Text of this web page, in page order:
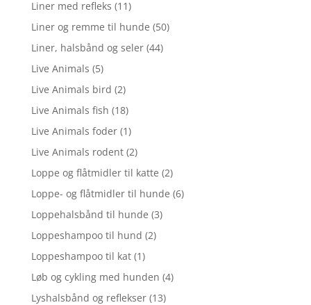
Liner med refleks (11)
Liner og remme til hunde (50)
Liner, halsbånd og seler (44)
Live Animals (5)
Live Animals bird (2)
Live Animals fish (18)
Live Animals foder (1)
Live Animals rodent (2)
Loppe og flåtmidler til katte (2)
Loppe- og flåtmidler til hunde (6)
Loppehalsbånd til hunde (3)
Loppeshampoo til hund (2)
Loppeshampoo til kat (1)
Løb og cykling med hunden (4)
Lyshalsbånd og reflekser (13)